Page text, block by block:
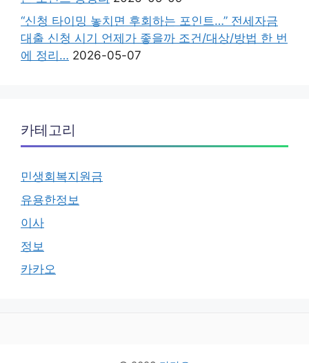
“신청 타이밍 놓치면 후회하는 포인트…” 전세자금
대출 신청 시기 언제가 좋을까 조건/대상/방법 한 번
에 정리… 2026-05-07
카테고리
민생회복지원금
유용한정보
이사
정보
카카오